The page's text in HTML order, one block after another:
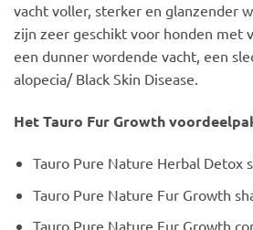
vacht voller, sterker en glanzender
zijn zeer geschikt voor honden met
een dunner wordende vacht, een
alopecia/ Black Skin Disease.
Het Tauro Fur Growth
Tauro Pure Nature Herbal Detox
Tauro Pure Nature Fur Growth
Tauro Pure Nature Fur Growth